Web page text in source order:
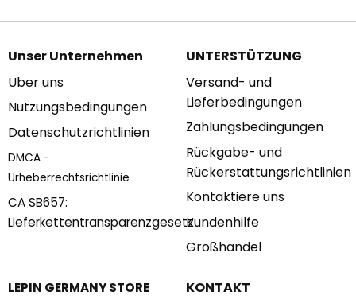
Unser Unternehmen
Über uns
Nutzungsbedingungen
Datenschutzrichtlinien
DMCA -
Urheberrechtsrichtlinie
CA SB657:
Lieferkettentransparenzgesetz
UNTERSTÜTZUNG
Versand- und
Lieferbedingungen
Zahlungsbedingungen
Rückgabe- und
Rückerstattungsrichtlinien
Kontaktiere uns
Kundenhilfe
Großhandel
LEPIN GERMANY STORE KONTAKT